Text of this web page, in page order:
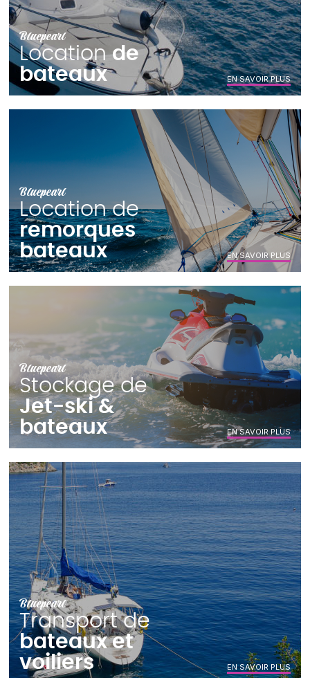
Bluepearl
Locationde
bateaux
EN SAVOIR PLUS
Bluepearl
Location de
remorques
bateaux
EN SAVOIR PLUS
Bluepearl
Stockage de
Jet-ski &
bateaux
EN SAVOIR PLUS
Bluepearl
Transport de
bateaux et
voiliers
EN SAVOIR PLUS